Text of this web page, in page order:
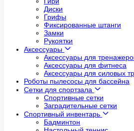
Диски
Грифы
Фиксированные штанги
Замки
Рукоятки
Аксессуары
Аксессуары для
Аксессуары для фитнеса
Аксессуары для силовых
Роботы пылесосы для бассейна
Сетки для спортзала
Спортивные сетки
Заградительные сетки
Спортивный инвентарь
Бадминтон